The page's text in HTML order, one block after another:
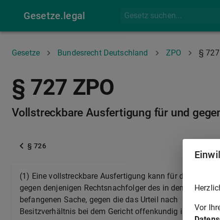
Gesetze.legal
Gesetze Bundesrecht Deutschland ZPO § 727
§ 727 ZPO
Vollstreckbare Ausfertigung für und
§ 726
(1) Eine vollstreckbare Ausfertigung kann für den
gegen denjenigen Rechtsnachfolger des in dem Urteil
befangenen Sache, gegen die das Urteil nach
Besitzverhältnis bei dem Gericht offenkundig ist oder
Vor